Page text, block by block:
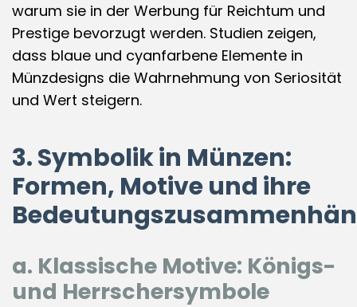
warum sie in der Werbung für Reichtum und
Prestige bevorzugt werden. Studien zeigen,
dass blaue und cyanfarbene Elemente in
Münzdesigns die Wahrnehmung von Seriosität
und Wert steigern.
3. Symbolik in Münzen:
Formen, Motive und ihre
a. Klassische Motive: Königs-
und Herrschersymbole